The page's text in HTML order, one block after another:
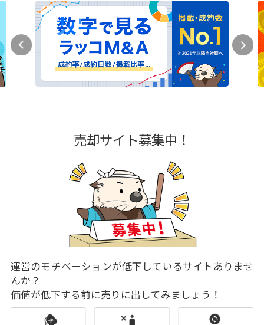
売却サイト募集中！
運営のモチベーションが低下しているサイトありませ
んか？
価値が低下する前に売りに出してみましょう！